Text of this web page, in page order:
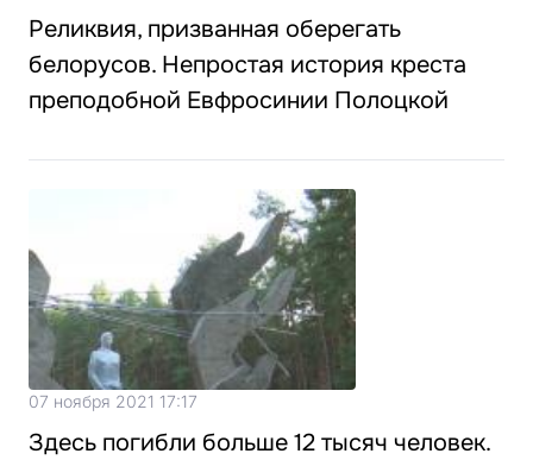
Реликвия, призванная оберегать
белорусов. Непростая история креста
преподобной Евфросинии Полоцкой
07 ноября 2021 17:17
Здесь погибли больше 12 тысяч человек.